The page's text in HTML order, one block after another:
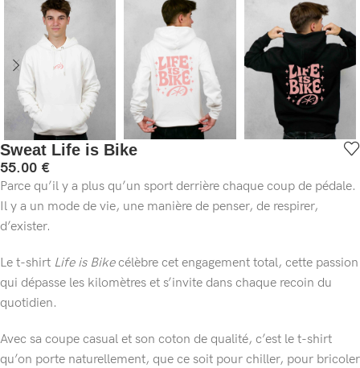
Sweat Life is Bike
55.00 €
Parce qu’il y a plus qu’un sport derrière chaque coup de pédale.
Il y a un mode de vie, une manière de penser, de respirer,
d’exister.
Le t-shirt Life is Bikecélèbre cet engagement total, cette passion
qui dépasse les kilomètres et s’invite dans chaque recoin du
quotidien.
Avec sa coupe casual et son coton de qualité, c’est le t-shirt
qu’on porte naturellement, que ce soit pour chiller, pour bricoler